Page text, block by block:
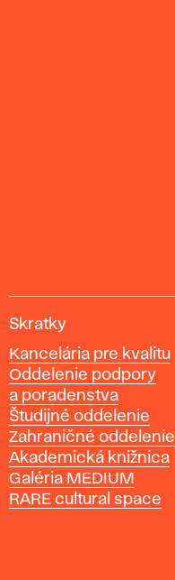
V
s
o
k
á
š
k
o
l
Skratky
Kancelária pre kvalitu
Oddelenie podpory
a poradenstva
Študijné oddelenie
Zahraničné oddelenie
Akademická knižnica
Galéria MEDIUM
RARE cultural space